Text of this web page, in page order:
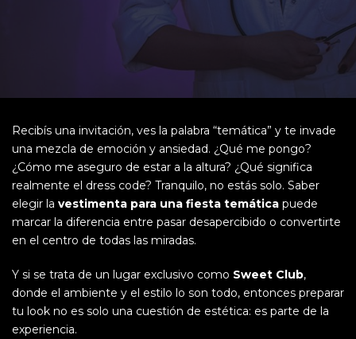
Recibís una invitación, ves la palabra “temática” y te invade
una mezcla de emoción y ansiedad. ¿Qué me pongo?
¿Cómo me aseguro de estar a la altura? ¿Qué significa
realmente el dress code? Tranquilo, no estás solo. Saber
elegir la vestimenta para una fiesta temática puede
marcar la diferencia entre pasar desapercibido o convertirte
en el centro de todas las miradas.
Y si se trata de un lugar exclusivo como Sweet Club,
donde el ambiente y el estilo lo son todo, entonces preparar
tu look no es solo una cuestión de estética: es parte de la
experiencia.